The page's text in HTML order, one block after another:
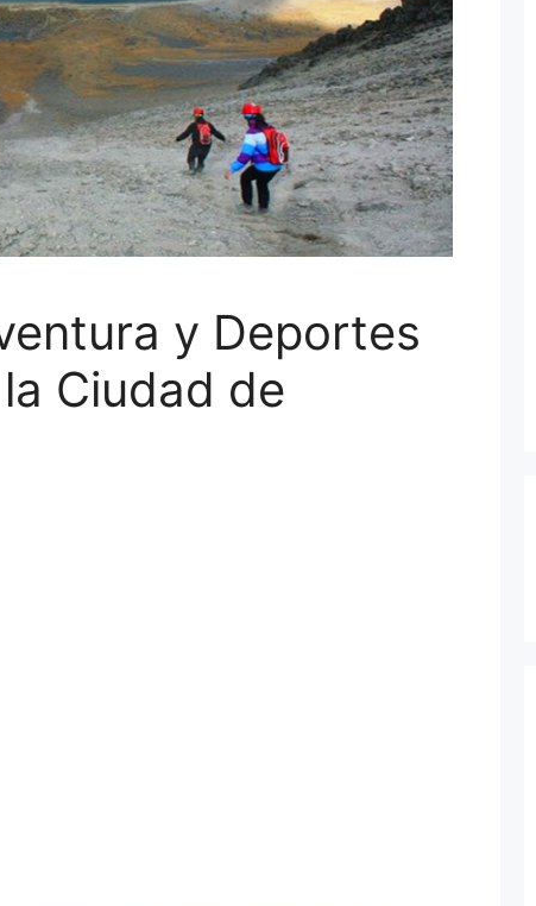
y Deportes
Ciudad de